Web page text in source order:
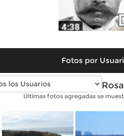
Fotos por
Fotos modernas de
Últimas fotos agregadas se